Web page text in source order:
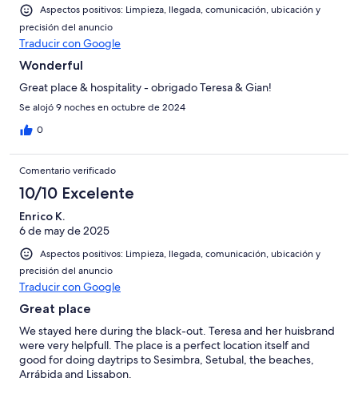
Aspectos positivos: Limpieza, llegada, comunicación, ubicación y
precisión del anuncio
Traducir con Google
Wonderful
Great place & hospitality - obrigado Teresa & Gian!
Se alojó 9 noches en octubre de 2024
0
Comentario verificado
10/10 Excelente
Enrico K.
6 de may de 2025
Aspectos positivos: Limpieza, llegada, comunicación, ubicación y
precisión del anuncio
Traducir con Google
Great place
We stayed here during the black-out. Teresa and her huisbrand
were very helpfull. The place is a perfect location itself and
good for doing daytrips to Sesimbra, Setubal, the beaches,
Arrábida and Lissabon.